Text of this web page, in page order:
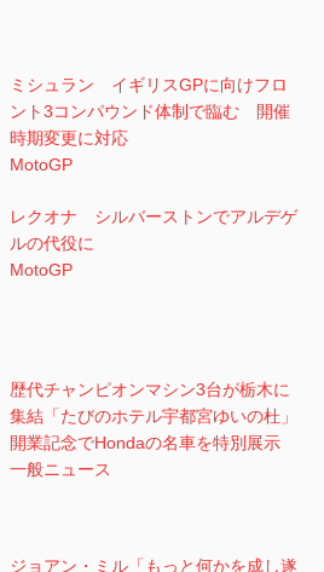
ミシュラン イギリスGPに向けフロ
ント3コンパウンド体制で臨む 開催
時期変更に対応
MotoGP
レクオナ シルバーストンでアルデゲ
ルの代役に
MotoGP
歴代チャンピオンマシン3台が栃木に
集結「たびのホテル宇都宮ゆいの杜」
開業記念でHondaの名車を特別展示
一般ニュース
ジョアン・ミル「もっと何かを成し遂